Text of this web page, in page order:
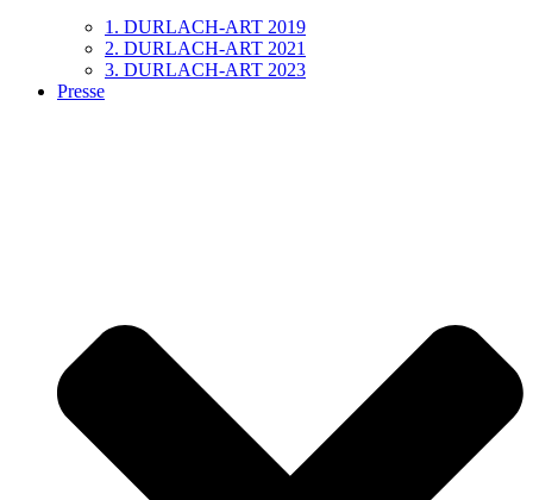
1. DURLACH-ART 2019
2. DURLACH-ART 2021
3. DURLACH-ART 2023
Presse